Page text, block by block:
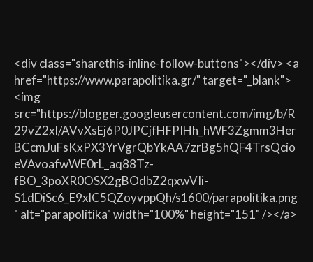
<div class="sharethis-inline-follow-buttons"></div> <a
href="https://www.parapolitika.gr/" target="_blank">
<img
src="https://blogger.googleusercontent.com/img/b/R
29vZ2xl/AVvXsEj6P0JPCjfHFPIHh_hWF3Zgmm3Her
BCcmJuFsKxPX3YrVgrQbYkAA7zrBg5hQF4TrsQcio
eVAvoafwWE0rL_aq88Tz-
fBO_3poXR0OSX2gBOdbZ2qxwVIi-
S1dDiSc6_E9xlC5QZoyvppQh/s1600/parapolitika.png
" alt="parapolitika" width="100%" height="151" /></a>